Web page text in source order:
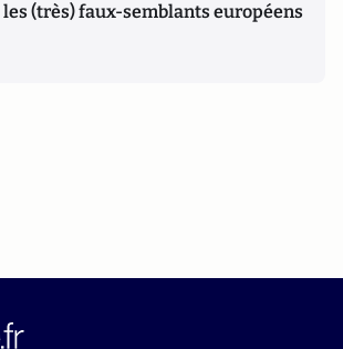
(très) faux-semblants européens